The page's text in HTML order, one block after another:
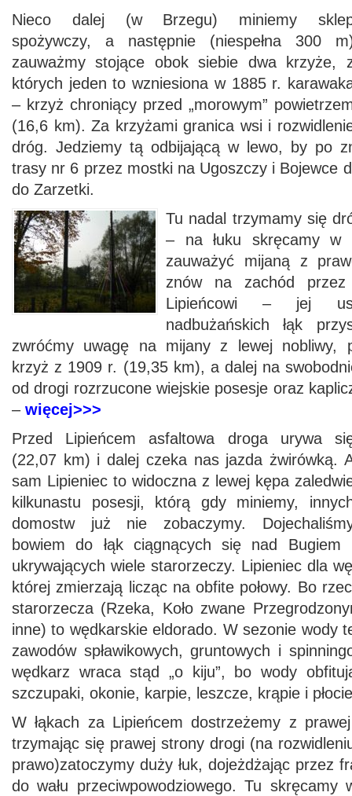
Nieco dalej (w Brzegu) miniemy
spożywczy, a następnie (niespełna 300
zauważmy stojące obok siebie dwa krzyże,
których jeden to wzniesiona w 1885 r.
– krzyż chroniący przed „morowym”
(16,6 km). Za krzyżami granica wsi i
dróg. Jedziemy tą odbijającą w lewo, by po
trasy nr 6 przez mostki na Ugoszczy i Bojewce
do Zarzetki.
Tu nadal trzymamy się
– na łuku skręcamy
zauważyć mijaną z
znów na zachód
Lipieńcowi – jej
nadbużańskich łąk
zwróćmy uwagę na mijany z lewej nobliwy,
krzyż z 1909 r. (19,35 km), a dalej na
od drogi rozrzucone wiejskie posesje oraz
– więcej>>>
Przed Lipieńcem asfaltowa droga urywa
(22,07 km) i dalej czeka nas jazda żwirówką.
sam Lipieniec to widoczna z lewej kępa
kilkunastu posesji, którą gdy miniemy,
domostw już nie zobaczymy.
bowiem do łąk ciągnących się nad Bugiem
ukrywających wiele starorzeczy. Lipieniec dla
której zmierzają licząc na obfite połowy. Bo
starorzecza (Rzeka, Koło zwane
inne) to wędkarskie eldorado. W sezonie wody
zawodów spławikowych, gruntowych i
wędkarz wraca stąd „o kiju”, bo wody
szczupaki, okonie, karpie, leszcze, krąpie i
W łąkach za Lipieńcem dostrzeżemy z
trzymając się prawej strony drogi (na
prawo)zatoczymy duży łuk, dojeżdżając przez
do wału przeciwpowodziowego. Tu